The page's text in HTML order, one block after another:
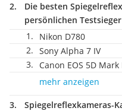
Die besten
persönlichen
Nikon D780
Sony Alpha 7 IV
Canon EOS 5D Mark
mehr anzeigen
Spiegelreflexkameras-